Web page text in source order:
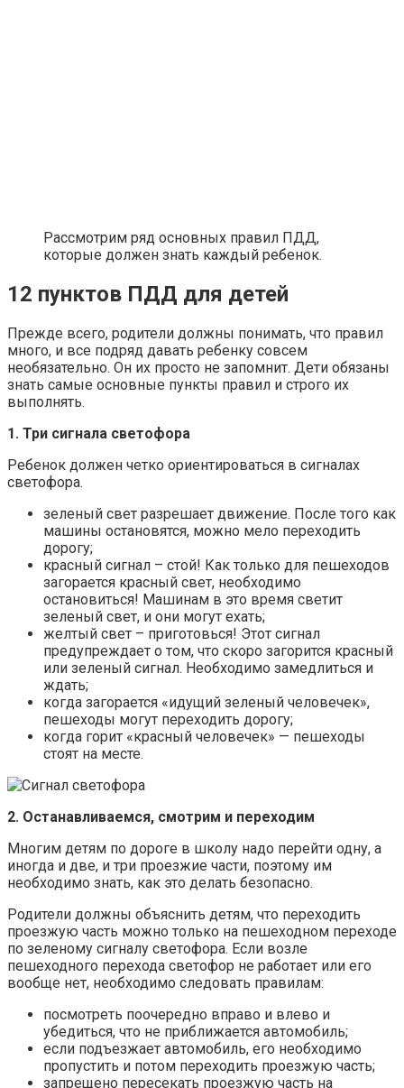
Рассмотрим ряд основных правил ПДД,
которые должен знать каждый ребенок.
12 пунктов ПДД для детей
Прежде всего, родители должны понимать, что правил
много, и все подряд давать ребенку совсем
необязательно. Он их просто не запомнит. Дети обязаны
знать самые основные пункты правил и строго их
выполнять.
1. Три сигнала светофора
Ребенок должен четко ориентироваться в сигналах
светофора.
зеленый свет разрешает движение. После того как
машины остановятся, можно мело переходить
дорогу;
красный сигнал – стой! Как только для пешеходов
загорается красный свет, необходимо
остановиться! Машинам в это время светит
зеленый свет, и они могут ехать;
желтый свет – приготовься! Этот сигнал
предупреждает о том, что скоро загорится красный
или зеленый сигнал. Необходимо замедлиться и
ждать;
когда загорается «идущий зеленый человечек»,
пешеходы могут переходить дорогу;
когда горит «красный человечек» — пешеходы
стоят на месте.
2. Останавливаемся, смотрим и переходим
Многим детям по дороге в школу надо перейти одну, а
иногда и две, и три проезжие части, поэтому им
необходимо знать, как это делать безопасно.
Родители должны объяснить детям, что переходить
проезжую часть можно только на пешеходном переходе
по зеленому сигналу светофора. Если возле
пешеходного перехода светофор не работает или его
вообще нет, необходимо следовать правилам:
посмотреть поочередно вправо и влево и
убедиться, что не приближается автомобиль;
если подъезжает автомобиль, его необходимо
пропустить и потом переходить проезжую часть;
запрещено пересекать проезжую часть на